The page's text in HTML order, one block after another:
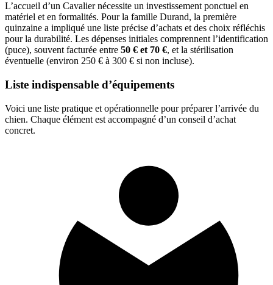
L’accueil d’un Cavalier nécessite un investissement ponctuel en
matériel et en formalités. Pour la famille Durand, la première
quinzaine a impliqué une liste précise d’achats et des choix réfléchis
pour la durabilité. Les dépenses initiales comprennent l’identification
(puce), souvent facturée entre 50 € et 70 €, et la stérilisation
éventuelle (environ 250 € à 300 € si non incluse).
Liste indispensable d’équipements
Voici une liste pratique et opérationnelle pour préparer l’arrivée du
chien. Chaque élément est accompagné d’un conseil d’achat
concret.